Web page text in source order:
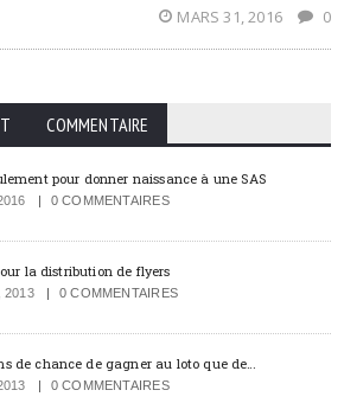
MARS 31, 2016
0
COMMENTAIRE
pour donner naissance à une SAS
0 COMMENTAIRES
la distribution de flyers
2013 0 COMMENTAIRES
de chance de gagner au loto que de…
0 COMMENTAIRES